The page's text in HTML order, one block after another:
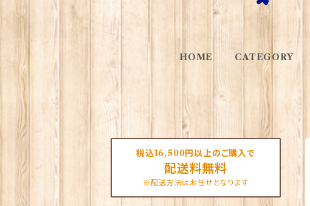
HOME CATEGORY
税込16,500円以上のご購入で
配送料無料
※配送方法はお任せとなります